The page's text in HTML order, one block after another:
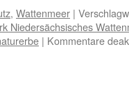
, Wattenmeer |
Niedersächsisches
| Kommentare